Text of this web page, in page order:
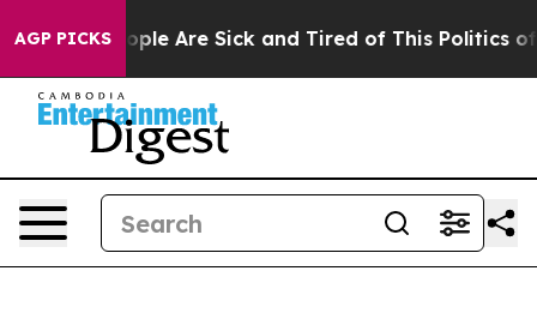
AGP PICKS
Win: “People Are Sick and Tired of This Politics of